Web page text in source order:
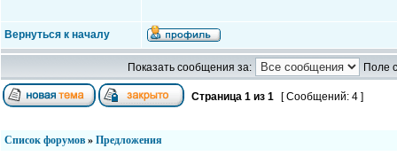
Вернуться к началу
Показать сообщения за: Поле
Страница 1 из 1 [ Сообщений: 4 ]
Список форумов » Предложения